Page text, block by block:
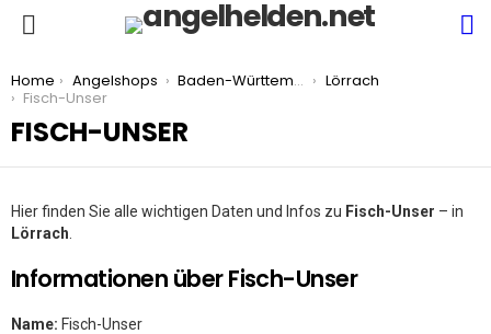
You are here:
Home Angelshops Baden-Württemberg
Lörrach
Fisch-Unser
FISCH-UNSER
Hier finden Sie alle wichtigen Daten und Infos zu Fisch-Unser – in
Lörrach
Informationen über Fisch-Unser
Name: Fisch-Unser